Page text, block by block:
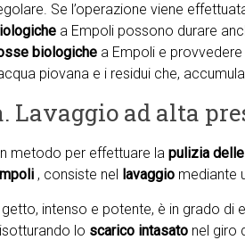
Se l’operazione viene
a Empoli possono durare
biologiche a Empoli e provvedere
piovana e i residui che,
Lavaggio ad alta
metodo per effettuare la pulizia
, consiste nel lavaggio mediante
getto, intenso e potente, è in grado di
lo scarico intasato nel giro